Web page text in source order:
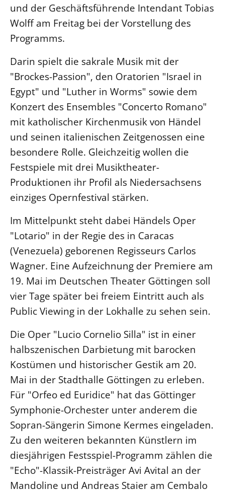
und der Geschäftsführende Intendant Tobias
Wolff am Freitag bei der Vorstellung des
Programms.
Darin spielt die sakrale Musik mit der
"Brockes-Passion", den Oratorien "Israel in
Egypt" und "Luther in Worms" sowie dem
Konzert des Ensembles "Concerto Romano"
mit katholischer Kirchenmusik von Händel
und seinen italienischen Zeitgenossen eine
besondere Rolle. Gleichzeitig wollen die
Festspiele mit drei Musiktheater-
Produktionen ihr Profil als Niedersachsens
einziges Opernfestival stärken.
Im Mittelpunkt steht dabei Händels Oper
"Lotario" in der Regie des in Caracas
(Venezuela) geborenen Regisseurs Carlos
Wagner. Eine Aufzeichnung der Premiere am
19. Mai im Deutschen Theater Göttingen soll
vier Tage später bei freiem Eintritt auch als
Public Viewing in der Lokhalle zu sehen sein.
Die Oper "Lucio Cornelio Silla" ist in einer
halbszenischen Darbietung mit barocken
Kostümen und historischer Gestik am 20.
Mai in der Stadthalle Göttingen zu erleben.
Für "Orfeo ed Euridice" hat das Göttinger
Symphonie-Orchester unter anderem die
Sopran-Sängerin Simone Kermes eingeladen.
Zu den weiteren bekannten Künstlern im
diesjährigen Festsspiel-Programm zählen die
"Echo"-Klassik-Preisträger Avi Avital an der
Mandoline und Andreas Staier am Cembalo
Datenschutz
Geschäftsstelle Landessynode
LANDESSYNODE
27. Landessynode
Kontakt
Hintergrund
MITARBEIT
Ehrenamt
Beruf
Freie Stellen
BIBLIOTHEK & ARCHIV
SERVICE
Älterwerden im Pfarrberuf
Beteiligungsverfahren
Beschwerdestellen
Ephoralbüro
Finanzplanung
Fundraising
IT-Service
Corporate Design
Interventionsplan
Jahresgespräche
Kantine Speiseplan
Kirchliches Amtsblatt
Kirchliche Verwaltung
Klimaschutzgesetz
Kunstreferat